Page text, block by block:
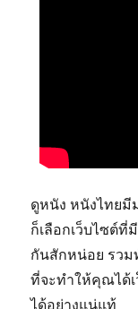
ดูหนัง หนังไทยมี
ก็เลือกเว็บไซต์
กันสักหน่อย รวม
ที่จะทำให้คุณได้
ได้อย่างแน่แท้